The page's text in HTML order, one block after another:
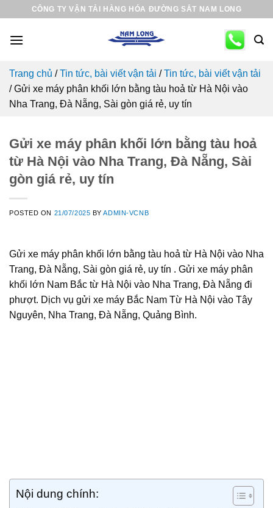
content
CÔNG TY VẬN TẢI HÀNG HÓA ĐƯỜNG SẮT NAM LONG
Trang chủ /Tin tức, bài viết vận tải /Tin tức, bài viết vận tải
/Gửi xe máy phân khối lớn bằng tàu hoả từ Hà Nội vào
Nha Trang, Đà Nẵng, Sài gòn giá rẻ, uy tín
Gửi xe máy phân khối lớn bằng tàu hoả
từ Hà Nội vào Nha Trang, Đà Nẵng, Sài
gòn giá rẻ, uy tín
POSTED ON 21/07/2025 BYADMIN-VCNB
Gửi xe máy phân khối lớn bằng tàu hoả từ Hà Nội vào Nha
Trang, Đà Nẵng, Sài gòn giá rẻ, uy tín . Gửi xe máy phân
khối lớn Nam Bắc từ Hà Nội vào Nha Trang, Đà Nẵng đi
phượt. Dịch vụ gửi xe máy Bắc Nam Từ Hà Nội vào Tây
Nguyên, Nha Trang, Đà Nẵng, Quảng Bình.
Nội dung chính: